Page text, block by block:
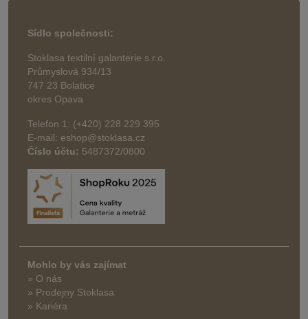
Sídlo společnosti:
Stoklasa textilní galanterie s.r.o.
Průmyslová 934/13
747 23 Bolatice
okres Opava
Telefon 1: (+420) 228 229 395
E-mail: eshop@stoklasa.cz
Číslo účtu: 5487372/0800
Mohlo by vás zajímat
» O nás
» Prodejny Stoklasa
» Kariéra